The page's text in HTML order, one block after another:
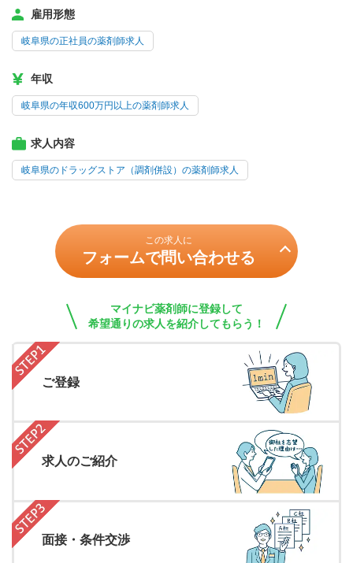
雇用形態
岐阜県の正社員の薬剤師求人
年収
岐阜県の年収600万円以上の薬剤師求人
求人内容
岐阜県のドラッグストア（調剤併設）の薬剤師求人
この求人に
フォームで問い合わせる
マイナビ薬剤師に登録して
希望通りの求人を紹介してもらう！
ご登録
求人のご紹介
面接・条件交渉